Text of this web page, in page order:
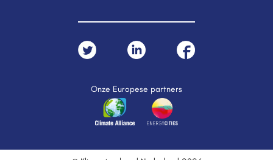
Onze Europese partners